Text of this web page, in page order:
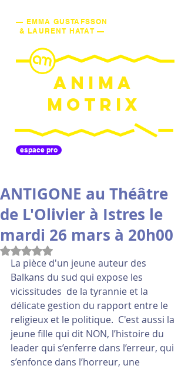
— EMMA GUSTAFSSON
& LAURENT HATAT —
ANIMA
MOTRIX
espace pro
ANTIGONE au Théâtre
de L'Olivier à Istres le
mardi 26 mars à 20h00
Noté NaN étoiles sur 5.
La pièce d'un jeune auteur des
Balkans du sud qui expose les
vicissitudes  de la tyrannie et la
délicate gestion du rapport entre le
religieux et le politique.  C'est aussi la
jeune fille qui dit NON, l’histoire du
leader qui s’enferre dans l’erreur, qui
s’enfonce dans l’horreur, une